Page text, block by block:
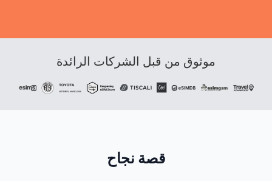
موثوق من قبل الشركات الرائدة
قصة نجاح